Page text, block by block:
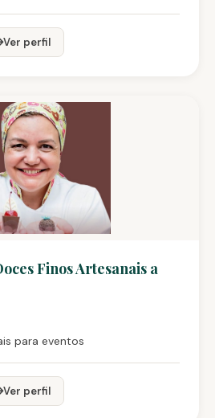
Ver perfil
Finos Artesanais a
para eventos
Ver perfil